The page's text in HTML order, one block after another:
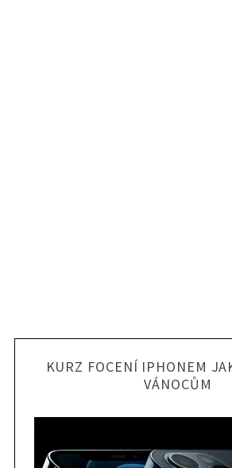
KURZ FOCENÍ IPHONEM
VÁNOCŮM